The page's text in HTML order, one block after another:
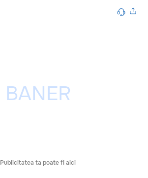
Publicitatea ta poate fi aici